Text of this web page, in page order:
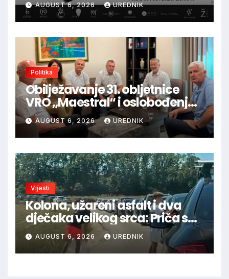
glazbu
AUGUST 6, 2026 UREDNIK
Politika
Obilježavanje 31. obljetnice
VRO „Maestral“ i oslobođenja
Jajca uz pokroviteljstvo HNS-a
BiHAUGUST 6, 2026 UREDNIK
Vijesti
Kolona, užareni asfalt i dva
dječaka velikog srca: Priča s
granice oduševila regiju
AUGUST 6, 2026 UREDNIK